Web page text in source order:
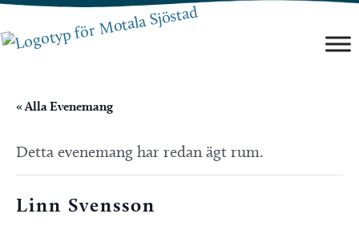
Hoppa
till
« Alla Evenemang
Detta evenemang har redan ägt rum.
Linn Svensson